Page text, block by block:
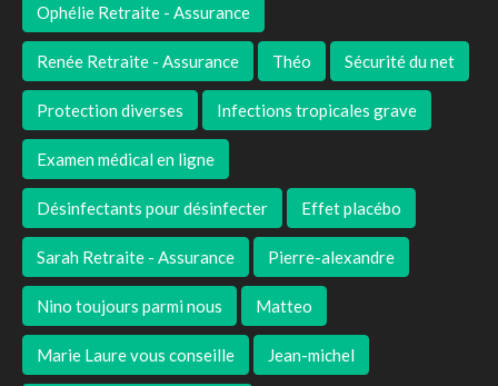
Ophélie Retraite - Assurance
Renée Retraite - Assurance Théo Sécurité du net
Protection diverses Infections tropicales grave
Examen médical en ligne
Désinfectants pour désinfecter Effet placébo
Sarah Retraite - Assurance Pierre-alexandre
Nino toujours parmi nous Matteo
Marie Laure vous conseille Jean-michel